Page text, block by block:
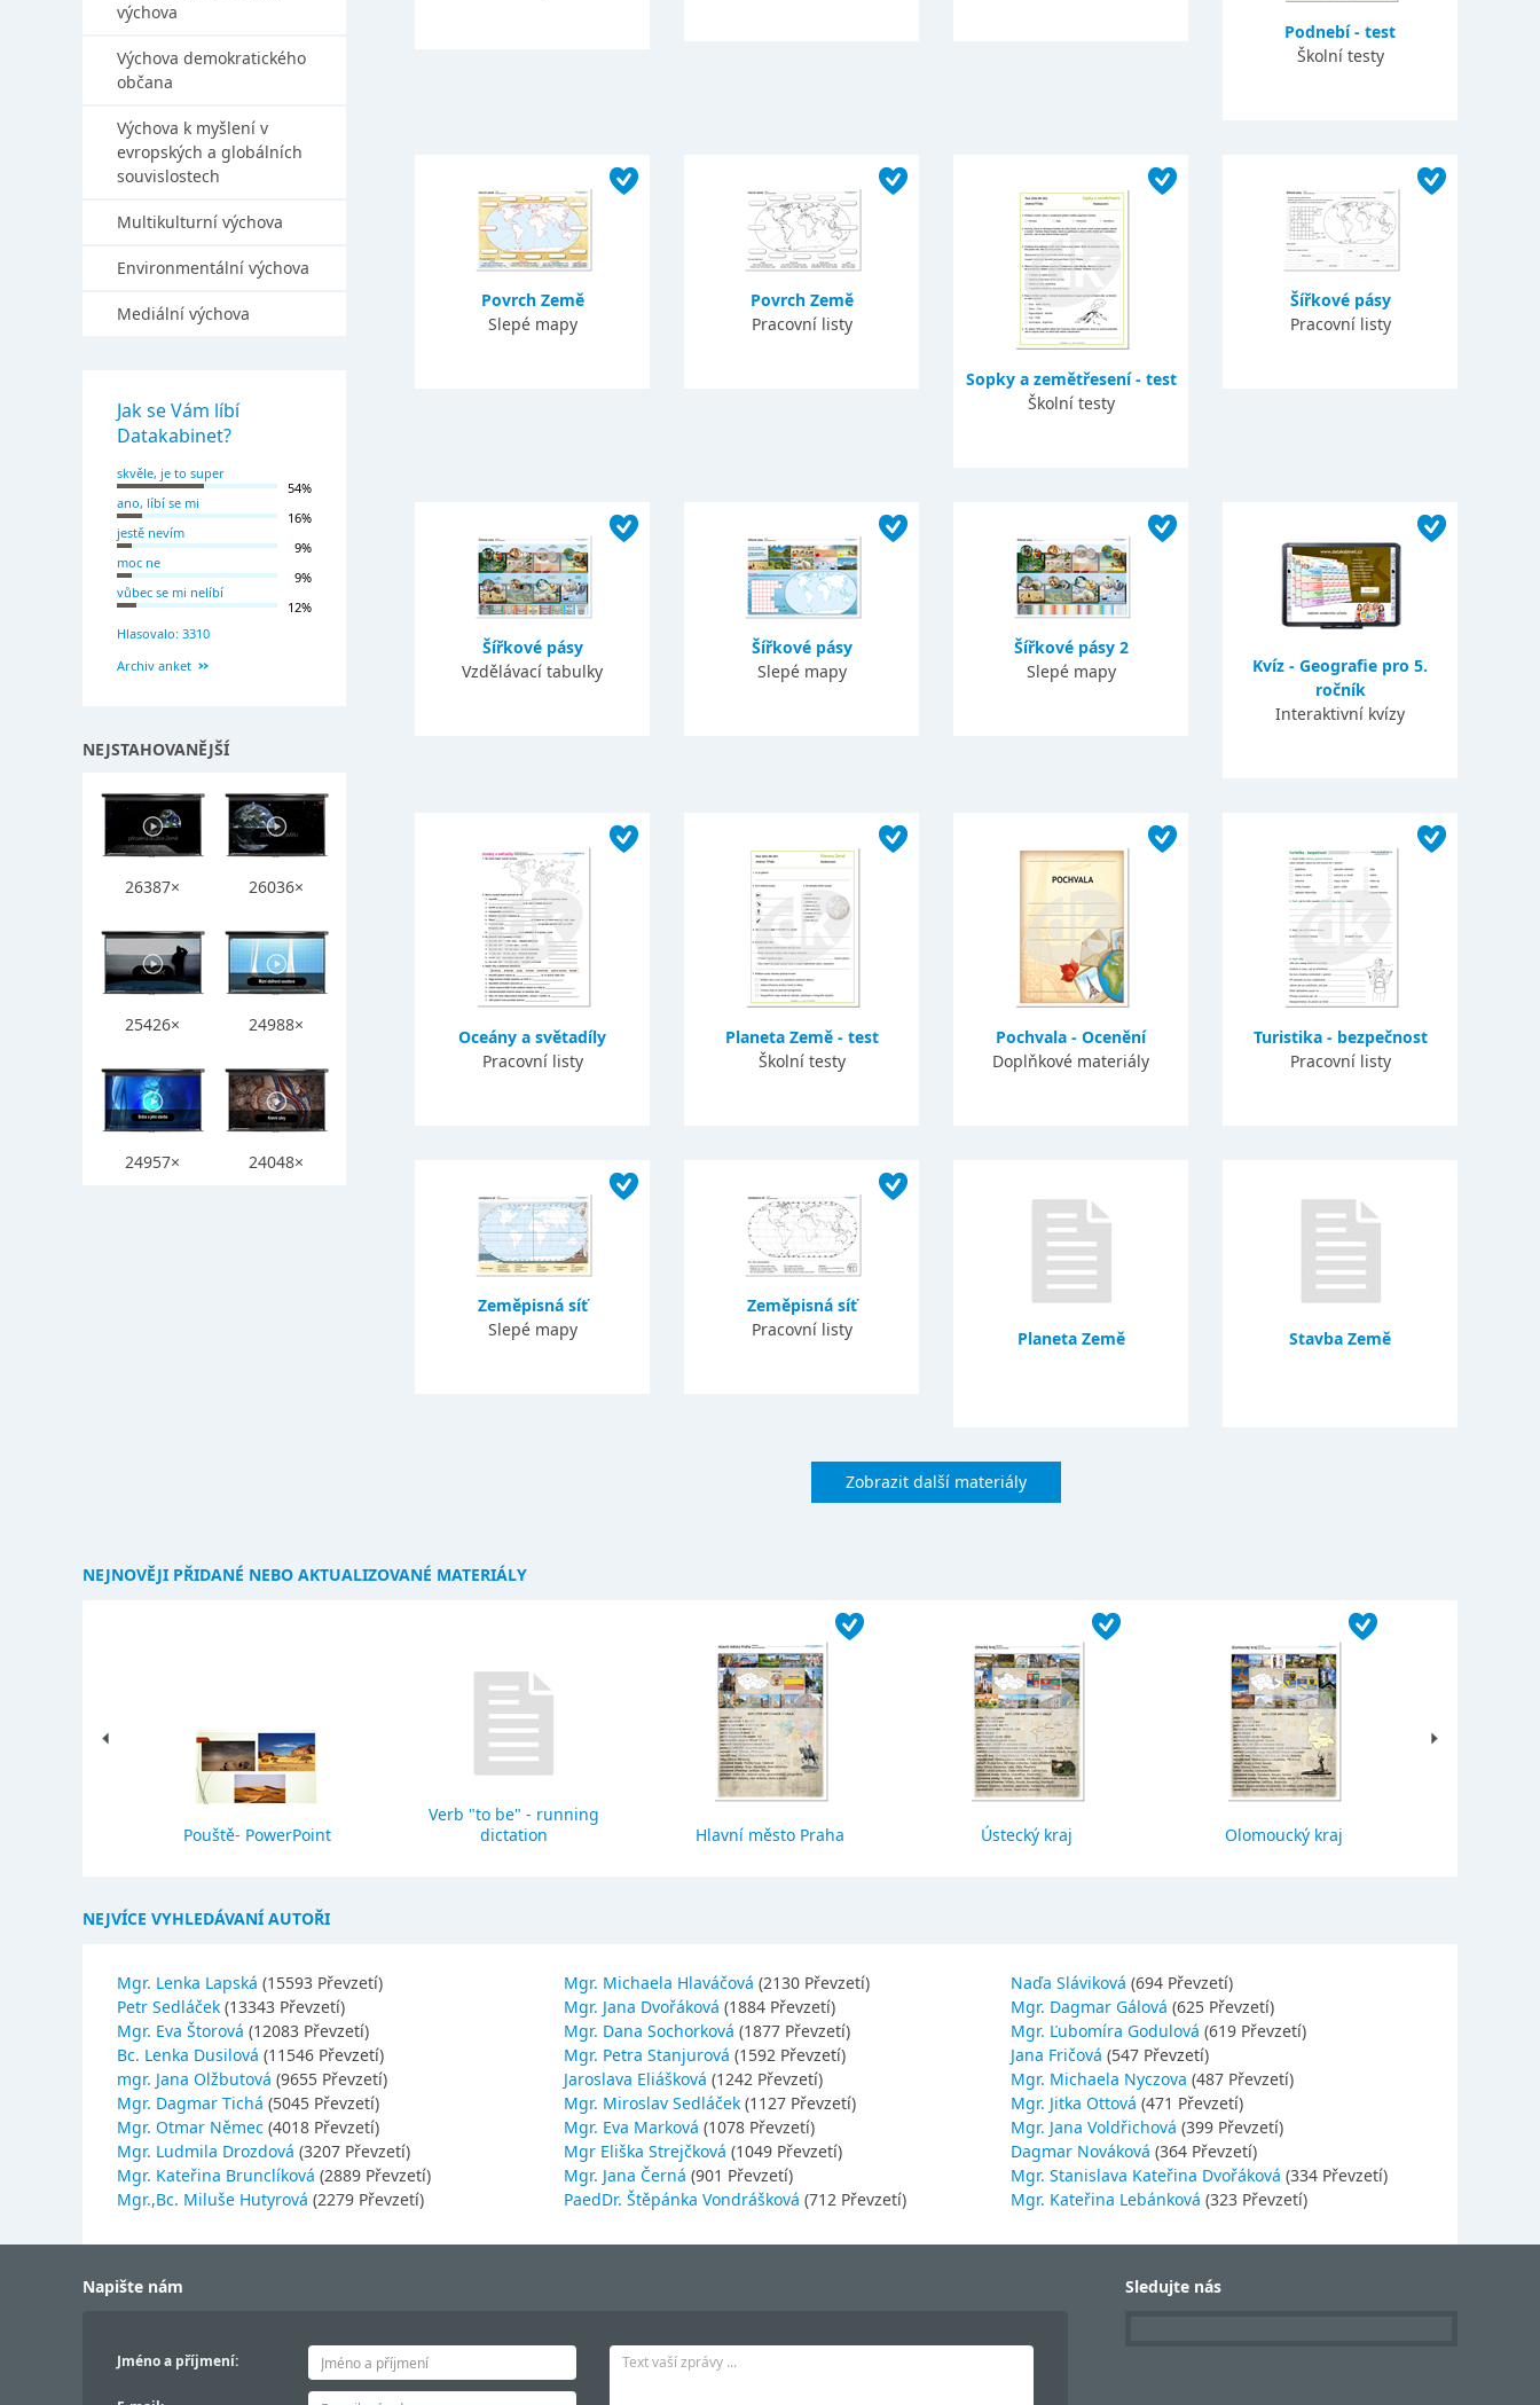
Podnebí - test
Školní testy
Povrch Země
Slepé mapy
Povrch Země
Pracovní listy
Sopky a zemětřesení - test
Školní testy
Šířkové pásy
Pracovní listy
Šířkové pásy
Vzdělávací tabulky
Šířkové pásy
Slepé mapy
Šířkové pásy 2
Slepé mapy
Kvíz - Geografie pro 5.
ročník
Interaktivní kvízy
Oceány a světadíly
Pracovní listy
Planeta Země - test
Školní testy
Pochvala - Ocenění
Doplňkové materiály
Turistika - bezpečnost
Pracovní listy
Zeměpisná síť
Slepé mapy
Zeměpisná síť
Pracovní listy
Planeta Země Stavba Země
Zobrazit další materiály
výchova
Výchova demokratického
občana
Výchova k myšlení v
evropských a globálních
souvislostech
Multikulturní výchova
Environmentální výchova
Mediální výchova
Jak se Vám líbí
Datakabinet?
skvěle, je to super
54%
ano, líbí se mi
16%
jestě nevím
9%
moc ne
9%
vůbec se mi nelíbí
12%
Hlasovalo: 3310
Archiv anket
NEJSTAHOVANĚJŠÍ
26387× 26036×
25426× 24988×
24957× 24048×
NEJNOVĚJI PŘIDANÉ NEBO AKTUALIZOVANÉ MATERIÁLY
Pouště- PowerPoint
Verb "to be" - running
dictation
Hlavní město Praha Ústecký kraj Olomoucký kraj
NEJVÍCE VYHLEDÁVANÍ AUTOŘI
Mgr. Lenka Lapská (15593 Převzetí)
Petr Sedláček (13343 Převzetí)
Mgr. Eva Štorová (12083 Převzetí)
Bc. Lenka Dusilová (11546 Převzetí)
mgr. Jana Olžbutová (9655 Převzetí)
Mgr. Dagmar Tichá (5045 Převzetí)
Mgr. Otmar Němec (4018 Převzetí)
Mgr. Ludmila Drozdová (3207 Převzetí)
Mgr. Kateřina Brunclíková (2889 Převzetí)
Mgr.,Bc. Miluše Hutyrová (2279 Převzetí)
Mgr. Michaela Hlaváčová (2130 Převzetí)
Mgr. Jana Dvořáková (1884 Převzetí)
Mgr. Dana Sochorková (1877 Převzetí)
Mgr. Petra Stanjurová (1592 Převzetí)
Jaroslava Eliášková (1242 Převzetí)
Mgr. Miroslav Sedláček (1127 Převzetí)
Mgr. Eva Marková (1078 Převzetí)
Mgr Eliška Strejčková (1049 Převzetí)
Mgr. Jana Černá (901 Převzetí)
PaedDr. Štěpánka Vondrášková (712 Převzetí)
Naďa Sláviková (694 Převzetí)
Mgr. Dagmar Gálová (625 Převzetí)
Mgr. Ľubomíra Godulová (619 Převzetí)
Jana Fričová (547 Převzetí)
Mgr. Michaela Nyczova (487 Převzetí)
Mgr. Jitka Ottová (471 Převzetí)
Mgr. Jana Voldřichová (399 Převzetí)
Dagmar Nováková (364 Převzetí)
Mgr. Stanislava Kateřina Dvořáková (334 Převzetí)
Mgr. Kateřina Lebánková (323 Převzetí)
Napište nám
Jméno a příjmení:
Sledujte nás